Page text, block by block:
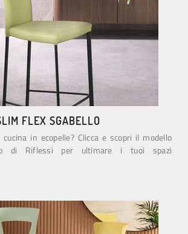
FLEX SGABELLO
in ecopelle? Clicca e scopri il modello
di Riflessi per ultimare i tuoi spazi